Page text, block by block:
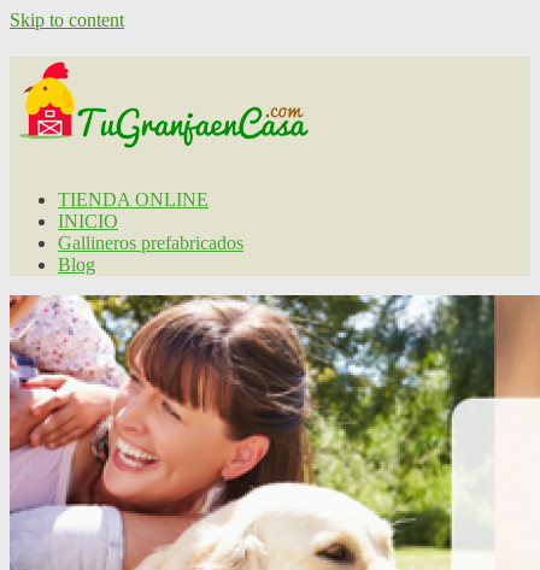
Skip to content
TIENDA ONLINE
INICIO
Gallineros prefabricados
Blog